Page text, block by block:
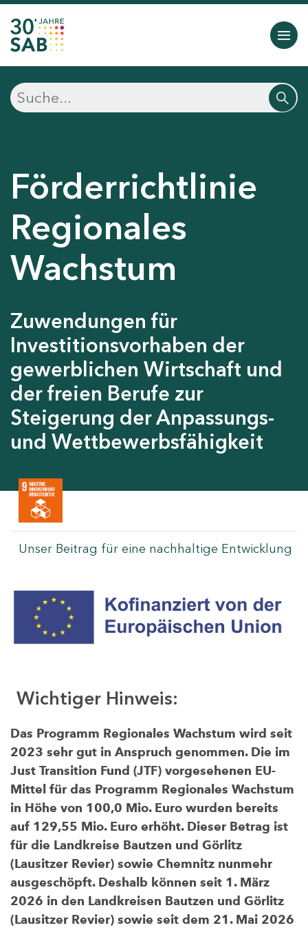
Förderrichtlinie
Regionales
Wachstum
Zuwendungen für
Investitionsvorhaben der
gewerblichen Wirtschaft und
der freien Berufe zur
Steigerung der Anpassungs-
und Wettbewerbsfähigkeit
Unser Beitrag für eine nachhaltige Entwicklung
Wichtiger Hinweis:
Das Programm Regionales Wachstum wird seit
2023 sehr gut in Anspruch genommen. Die im
Just Transition Fund (JTF) vorgesehenen EU-
Mittel für das Programm Regionales Wachstum
in Höhe von 100,0 Mio. Euro wurden bereits
auf 129,55 Mio. Euro erhöht. Dieser Betrag ist
für die Landkreise Bautzen und Görlitz
(Lausitzer Revier) sowie Chemnitz nunmehr
ausgeschöpft. Deshalb können seit 1. März
2026 in den Landkreisen Bautzen und Görlitz
(Lausitzer Revier) sowie seit dem 21. Mai 2026